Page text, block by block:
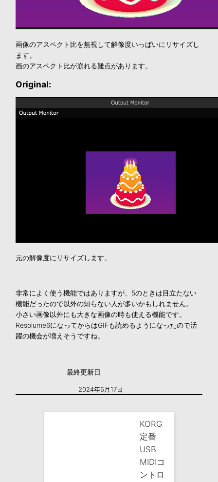
画像のアスペクト比を無視して解像度いっぱいにリサイズし
ます。
画のアスペクト比が崩れる難点があります。
Original:
元の解像度にリサイズします。
非常によく使う機能ではありますが、5のときは目立たない
機能だったので以外の知らない人が多いかもしれません。
小さい画像以外にも大きな画像の時も使える機能です。
Resolume6になってからはGIFも読めるようになったので活
躍の機会が増えそうですね。
最終更新日
2024年6月17日
KORG
定番
USB
MIDIコ
ントロ